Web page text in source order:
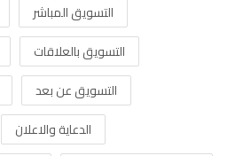
التسويق المباشر
التسويق بالعلاقات
التسويق عن بعد
الدعاية والاعلان